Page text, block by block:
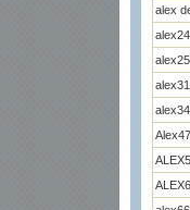
alex
alex24
alex31
Alex47